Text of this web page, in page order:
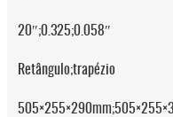
20″;0.325;0.058″
Retângulo;trapézio